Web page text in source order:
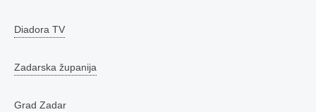
Diadora TV
Zadarska županija
Grad Zadar